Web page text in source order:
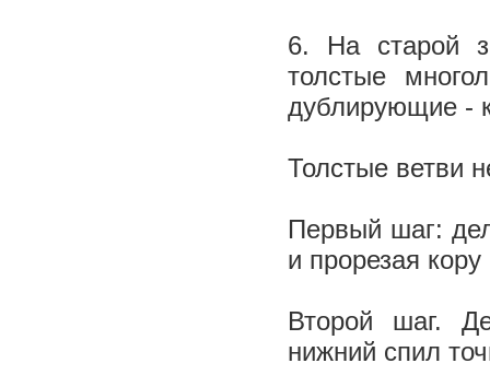
6. На старой
толстые
дублирующие -
Толстые ветви
Первый шаг:
и прорезая
Второй шаг.
нижний спил